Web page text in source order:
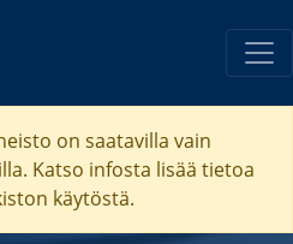
on saatavilla vain
Katso infosta lisää tietoa
käytöstä.